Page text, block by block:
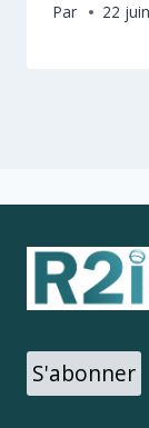
Par 22
S'abonner